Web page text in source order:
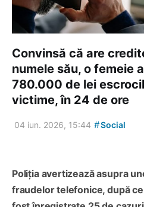
Convinsă că are
numele său, o femeie
780.000 de lei
victime, în 24 de ore
04 iun. 2026, 15:44 #Social
Poliția avertizează asupra
fraudelor telefonice, după